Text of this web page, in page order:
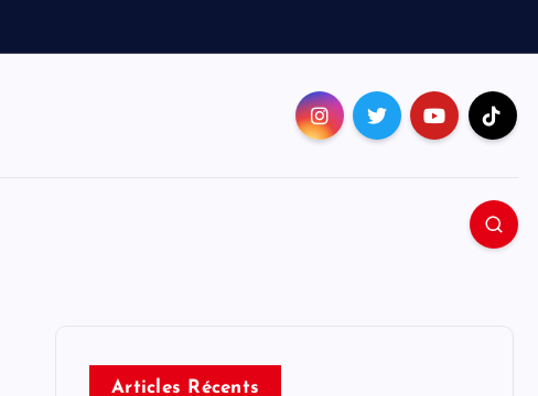
Articles Récents